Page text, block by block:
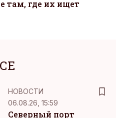
там, где их ищет
НОВОСТИ
06.08.26, 15:59
Северный порт